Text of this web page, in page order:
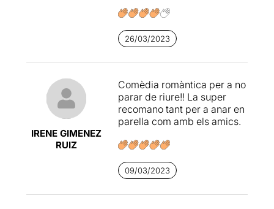
La sonrisa se instala en la
cara de todo el público en la
primera aparición de la obra
creando un momento
distendido y muy agradable
que se queda con la
espectadora cuando se
cierran las luces.
26/03/2023
IRENE GIMENEZ
RUIZ
Comèdia romàntica per a no
parar de riure!! La super
recomano tant per a anar en
parella com amb els amics.
09/03/2023